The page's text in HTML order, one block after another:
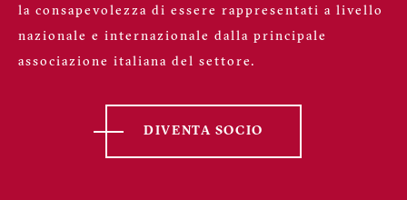
la consapevolezza di essere rappresentati a livello
nazionale e internazionale dalla principale
associazione italiana del settore.
DIVENTA SOCIO